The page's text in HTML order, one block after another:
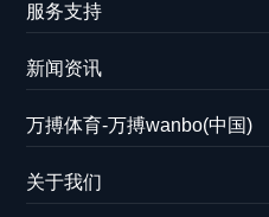
服务支持
新闻资讯
万搏体育-万搏wanbo(中国)
关于我们